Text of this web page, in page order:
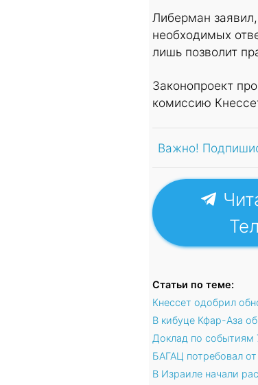
Либерман
необходимых
лишь позволит
Законопроект
комиссию
Важно!
Статьи по теме:
Кнессет одобрил
В кибуце Кфар-Аза
Доклад по событиям
БАГАЦ потребовал
В Израиле начали